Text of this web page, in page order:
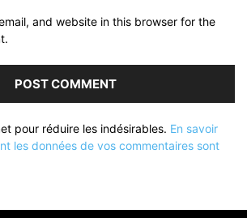
and website in this browser for the
pour réduire les indésirables. En savoir
les données de vos commentaires sont